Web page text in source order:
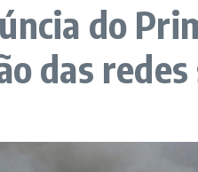
do
das redes